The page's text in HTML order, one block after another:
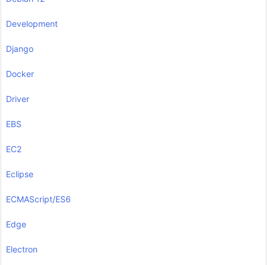
Development
Django
Docker
Driver
EBS
EC2
Eclipse
ECMAScript/ES6
Edge
Electron